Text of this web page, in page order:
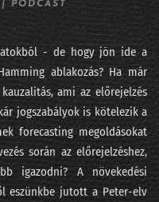
262 - Lehet, hogy mégsem mennek csődbe a frontlaborok?
a világmodellek
ha nem jöttél el
elnapolva?
258 - Iparági vezetők az AI Hungary konferencián
PODCAST
- de hogy jön ide a
ablakozás? Ha már
ami az előrejelzés
jogszabályok is kötelezik a
forecasting megoldásokat
során az előrejelzéshez,
igazodni? A növekedési
eszünkbe jutott a Peter-elv